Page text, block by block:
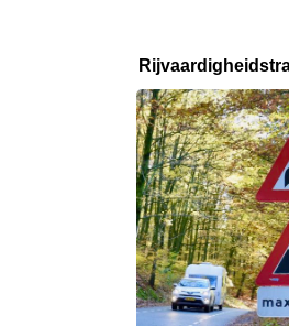
Rijvaardigheids­